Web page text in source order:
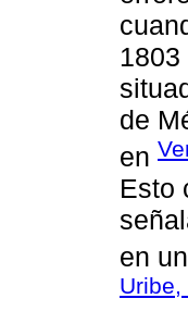
de
en
Esto
en
Uribe,